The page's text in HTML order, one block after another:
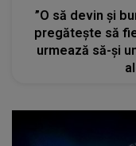
”O să devin și
pregătește să
urmează să-şi